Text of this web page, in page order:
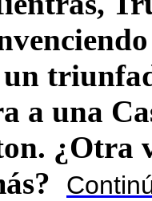
un
a una
¿Otra